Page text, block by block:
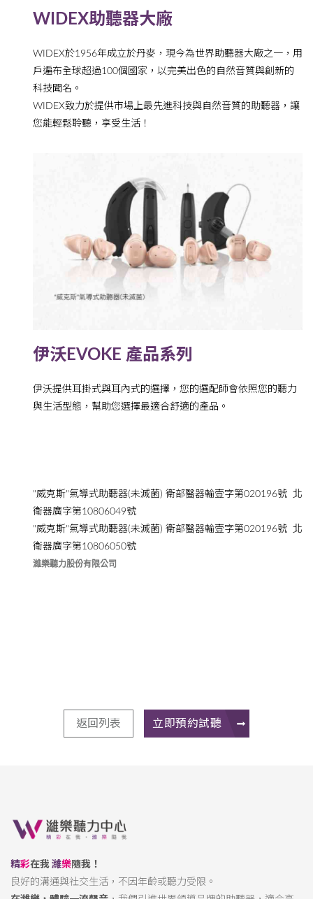
W IDEX助聽器大廠
WIDEX於1956年成立於丹麥，現今為世界助聽器大廠之一，用
戶遍布全球超過100個國家，以完美出色的自然音質與創新的
科技聞名。
WIDEX致力於提供市場上最先進科技與自然音質的助聽器，讓
您能輕鬆聆聽，享受生活！
伊沃EVOKE 產品系列
伊沃提供耳掛式與耳內式的選擇，您的選配師會依照您的聽力
與生活型態，幫助您選擇最適合舒適的產品。
"威克斯"氣導式助聽器(未滅菌) 衛部醫器輸壹字第020196號 北
衛器廣字第10806049號
"威克斯"氣導式助聽器(未滅菌) 衛部醫器輸壹字第020196號 北
衛器廣字第10806050號
濰樂聽力股份有限公司
返回列表 立即預約試聽
精彩在我 濰樂隨我！
良好的溝通與社交生活，不因年齡或聽力受限。